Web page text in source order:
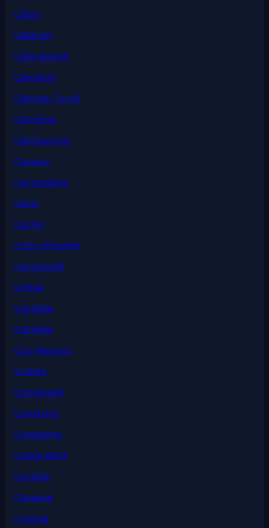
Călan
Călărași
Călimănești
Câmpeni
Câmpia Turzii
Câmpina
Câmpulung
Caracal
Caransebeș
Carei
Cavnic
Cehu Silvaniei
Cernavodă
Chitila
Cisnădie
Cisnădie
Cluj-Napoca
Codlea
Comănești
Comarnic
Constanța
Copșa Mică
Corabia
Covasna
Craiova